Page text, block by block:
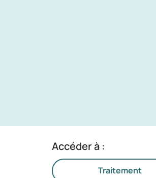
Accéder à :
Traitement